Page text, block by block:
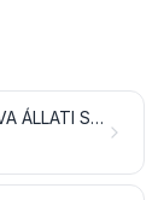
GYAPJÚ, FINOM VAGY DURVA ÁLLATI SZŐR; LÓSZŐR FONAL ÉS SZÖVET